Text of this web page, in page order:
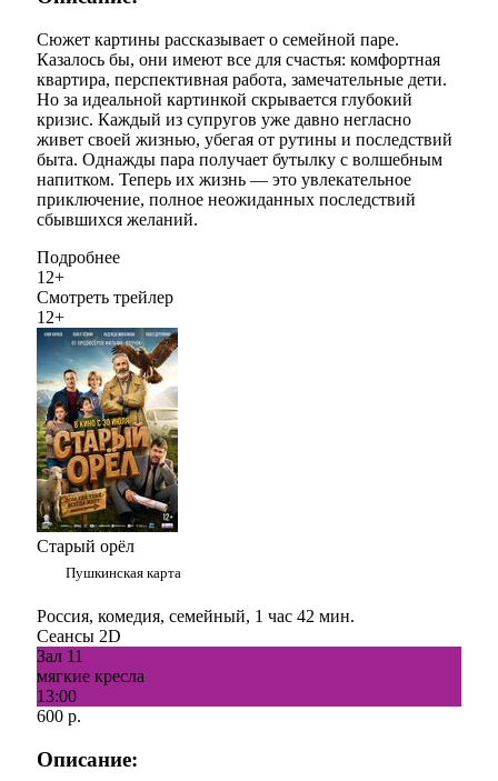
Сюжет картины рассказывает о семейной паре.
Казалось бы, они имеют все для счастья: комфортная
квартира, перспективная работа, замечательные дети.
Но за идеальной картинкой скрывается глубокий
кризис. Каждый из супругов уже давно негласно
живет своей жизнью, убегая от рутины и последствий
быта. Однажды пара получает бутылку с волшебным
напитком. Теперь их жизнь — это увлекательное
приключение, полное неожиданных последствий
сбывшихся желаний.
Подробнее
12+
Смотреть трейлер
12+
Старый орёл
Пушкинская карта
Россия, комедия, семейный, 1 час 42 мин.
Сеансы 2D
Зал 11
мягкие кресла
13:00
600 р.
Описание: